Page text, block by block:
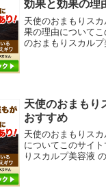
効果と効果の理
天使のおまもりス
果の理由について
のおまもりスカルプ
天使のおまもり
おすすめ
天使のおまもりス
についてこのサイ
りスカルプ美容液